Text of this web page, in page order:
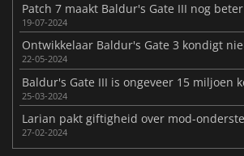
Patch 7 maakt Baldur's Gate III nog beter
19-07-2024
22-05-2024
25-03-2024
27-02-2024